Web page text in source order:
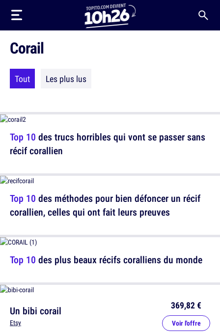
Corail
Tout Les plus lus
Top 10 des trucs horribles qui vont se passer sans
récif corallien
Top 10 des méthodes pour bien défoncer un récif
corallien, celles qui ont fait leurs preuves
Un bibi corail
Etsy
369,82 €
Voir l'offre
Top 10 des plus beaux récifs coralliens du monde